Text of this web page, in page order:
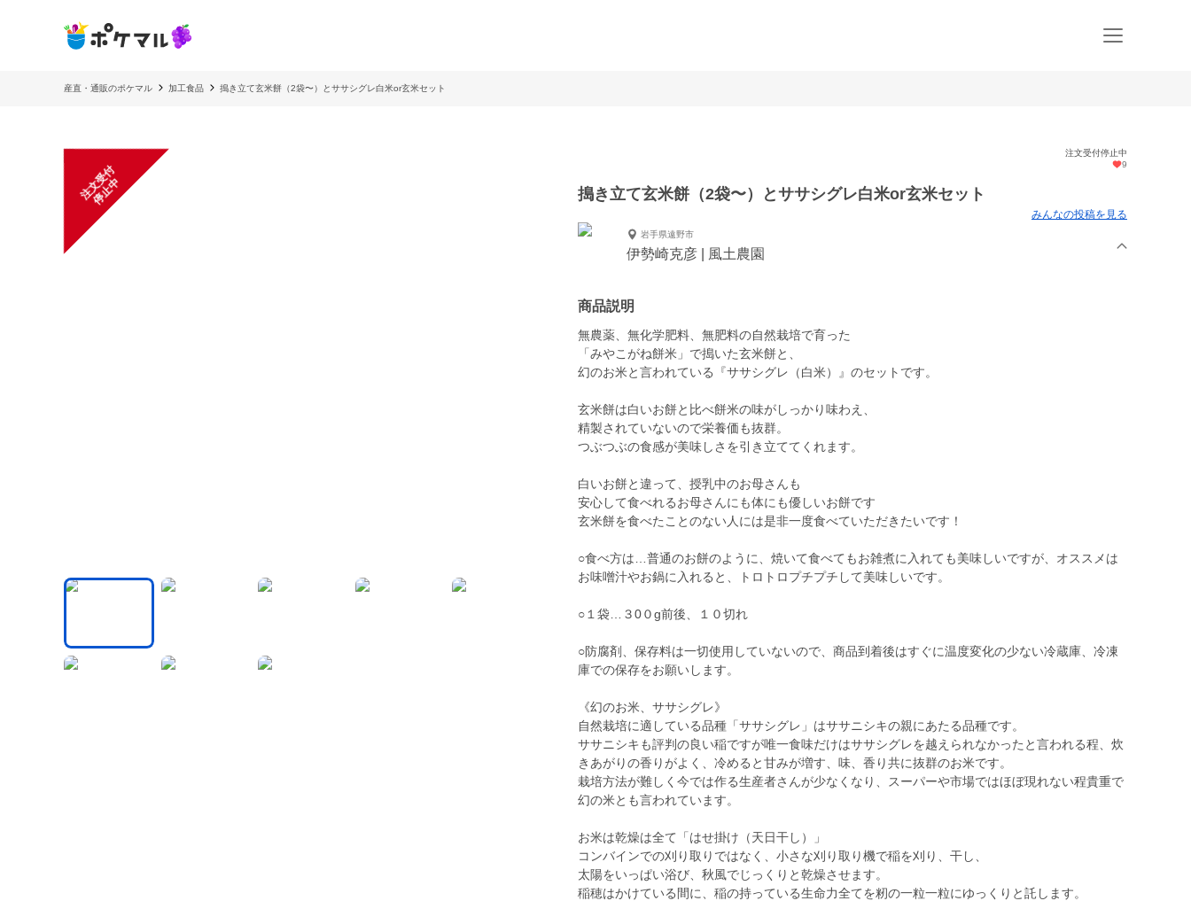
産直・通販のポケマル 加工食品 搗き立て玄米餅（2袋〜）とササシグレ白米or玄米セット
注
文
受
付
停
止
中
注文受付停止中
9
搗き立て玄米餅（2袋〜）とササシグレ白米or玄米セット
みんなの投稿を見る
岩手県遠野市
伊勢崎克彦 | 風土農園
商品説明
無農薬、無化学肥料、無肥料の自然栽培で育った
「みやこがね餅米」で搗いた玄米餅と、
幻のお米と言われている『ササシグレ（白米）』のセットです。
玄米餅は白いお餅と比べ餅米の味がしっかり味わえ、
精製されていないので栄養価も抜群。
つぶつぶの食感が美味しさを引き立ててくれます。
白いお餅と違って、授乳中のお母さんも
安心して食べれるお母さんにも体にも優しいお餅です
玄米餅を食べたことのない人には是非一度食べていただきたいです！
○食べ方は…普通のお餅のように、焼いて食べてもお雑煮に入れても美味しいですが、オススメは
お味噌汁やお鍋に入れると、トロトロプチプチして美味しいです。
○１袋…３0０g前後、１０切れ
○防腐剤、保存料は一切使用していないので、商品到着後はすぐに温度変化の少ない冷蔵庫、冷凍
庫での保存をお願いします。
《幻のお米、ササシグレ》
自然栽培に適している品種「ササシグレ」はササニシキの親にあたる品種です。
ササニシキも評判の良い稲ですが唯一食味だけはササシグレを越えられなかったと言われる程、炊
きあがりの香りがよく、冷めると甘みが増す、味、香り共に抜群のお米です。
栽培方法が難しく今では作る生産者さんが少なくなり、スーパーや市場ではほぼ現れない程貴重で
幻の米とも言われています。
お米は乾燥は全て「はせ掛け（天日干し）」
コンバインでの刈り取りではなく、小さな刈り取り機で稲を刈り、干し、
太陽をいっぱい浴び、秋風でじっくりと乾燥させます。
稲穂はかけている間に、稲の持っている生命力全てを籾の一粒一粒にゆっくりと託します。